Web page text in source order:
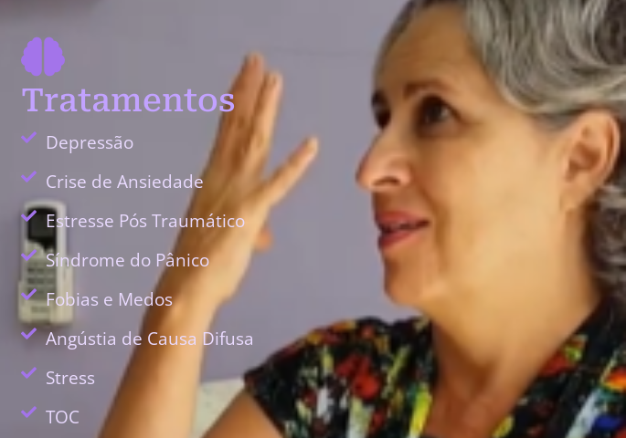
Tratamentos
Depressão
Crise de Ansiedade
Estresse Pós Traumático
Síndrome do Pânico
Fobias e Medos
Angústia de Causa Difusa
Stress
TOC